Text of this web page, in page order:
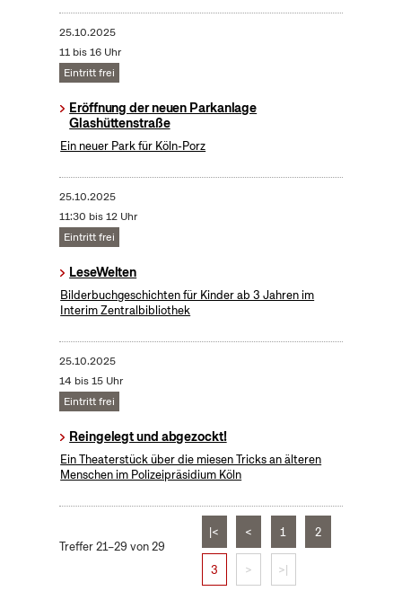
25.10.2025
11 bis 16 Uhr
Eintritt frei
Eröffnung der neuen Parkanlage
Glashüttenstraße
Ein neuer Park für Köln-Porz
25.10.2025
11:30 bis 12 Uhr
Eintritt frei
LeseWelten
Bilderbuchgeschichten für Kinder ab 3 Jahren im
Interim Zentralbibliothek
25.10.2025
14 bis 15 Uhr
Eintritt frei
Reingelegt und abgezockt!
Ein Theaterstück über die miesen Tricks an älteren
Menschen im Polizeipräsidium Köln
Treffer 21–29 von 29
|< < 1 2
3 > >|